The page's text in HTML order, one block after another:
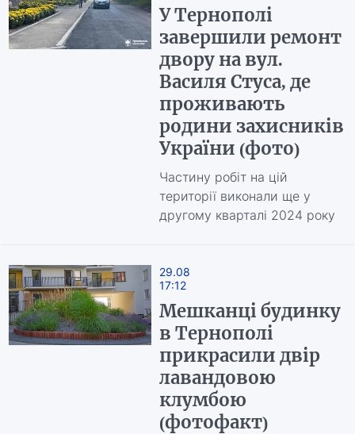
У Тернополі
завершили ремонт
двору на вул.
Василя Стуса, де
проживають
родини захисників
України (фото)
Частину робіт на цій
території виконали ще у
другому кварталі 2024 року
29.08
17:12
Мешканці будинку
в Тернополі
прикрасили двір
лавандовою
клумбою
(фотофакт)